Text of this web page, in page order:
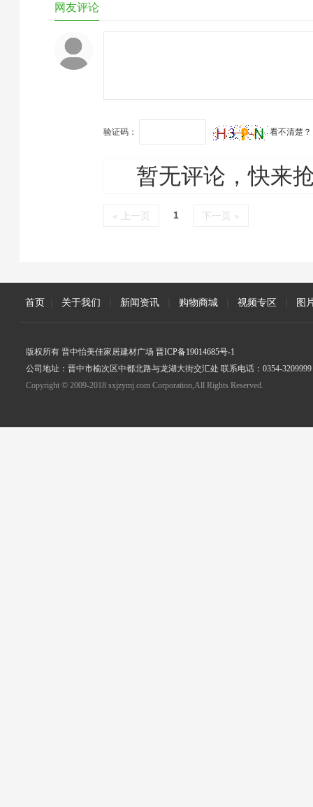
网友评论
验证码： 看不清楚？
暂无评论，快来
« 上一页 1 下一页 »
首页 关于我们 新闻资讯 购物商城 视频专区 图
版权所有 晋中怡美佳家居建材广场 晋ICP备19014685号-1
公司地址：晋中市榆次区中都北路与龙湖大街交汇处 联系电话：0354-3209999
Copyright © 2009-2018 sxjzymj.com Corporation,All Rights Reserved.